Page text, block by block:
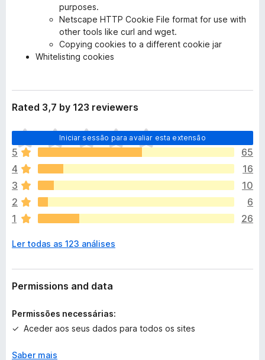
purposes.
Netscape HTTP Cookie File format for use with
other tools like curl and wget.
Copying cookies to a different cookie jar
Whitelisting cookies
Rated 3,7 by 123 reviewers
Iniciar sessão para avaliar esta extensão
N
ã
o
e
x
s
t
m
v
a
i
ç
e
5
65
4
16
3
10
2
6
1
26
Ler todas as 123 análises
Permissions and data
Permissões necessárias:
Aceder aos seus dados para todos os sites
Saber mais